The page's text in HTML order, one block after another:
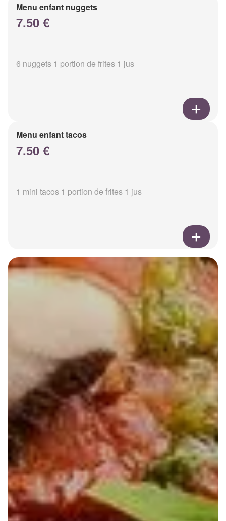
Menu enfant nuggets
7.50 €
6 nuggets 1 portion de frites 1 jus
Menu enfant tacos
7.50 €
1 mini tacos 1 portion de frites 1 jus